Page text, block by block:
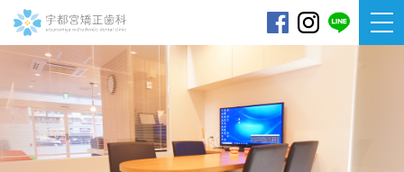
宇都宮矯正歯科